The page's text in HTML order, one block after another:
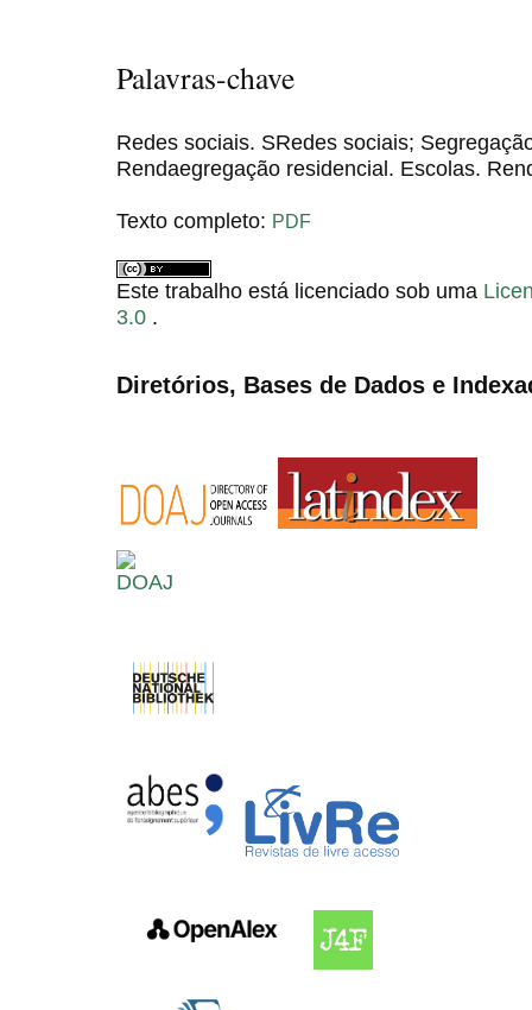
Palavras-chave
Redes sociais. SRedes sociais;
Rendaegregação residencial. Escolas.
Texto completo: PDF
Este trabalho está licenciado sob uma
3.0 .
Diretórios, Bases de Dados e